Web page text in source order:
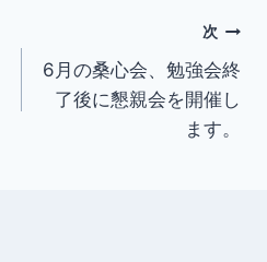
次
6月の桑心会、勉強会終
了後に懇親会を開催し
ます。